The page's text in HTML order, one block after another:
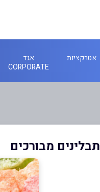
אטרקציות
אגד
CORPORATE
תבלינים מבורכים